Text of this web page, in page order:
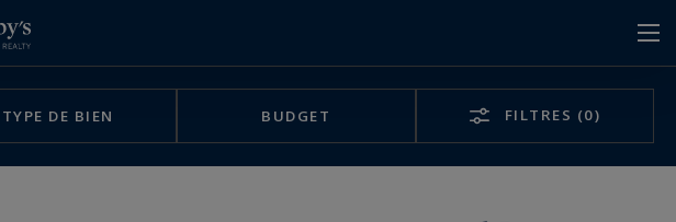
TYPE DE BIEN BUDGET FILTRES (0)